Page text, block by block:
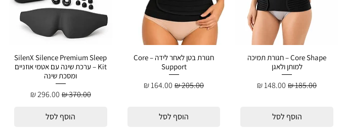
Core Shape – חגורת תמיכה
למותן ולאגן
מחיר רגיל‏185.00 ‏₪ מחיר מבצע
הוסף לסל
חגורת בטן לאחר לידה – Core
Support
מחיר רגיל מחיר מבצע
הוסף לסל
SilenX Silence Premium Sleep
Kit – ערכת שינה עם אטמי אוזניים
ומסכת שינה
מחיר רגיל‏370.00 ‏₪ מחיר מבצע
הוסף לסל